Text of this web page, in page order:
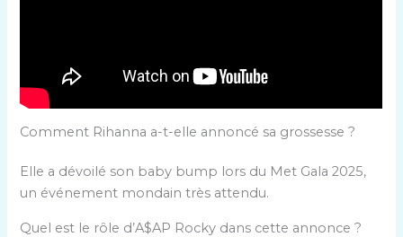
Comment Rihanna a-t-elle annoncé sa grossesse ?
Elle a dévoilé son baby bump lors du Met Gala 2025,
un événement mondain très attendu.
Quel est le rôle d’A$AP Rocky dans cette annonce ?